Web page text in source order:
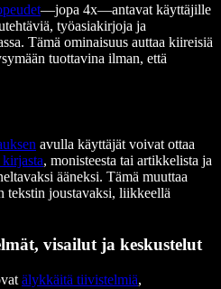
—jopa 4x—antavat käyttäjille
työasiakirjoja ja
Tämä ominaisuus auttaa kiireisiä
tuottavina ilman, että
avulla käyttäjät voivat ottaa
, monisteesta tai artikkelista ja
ääneksi. Tämä muuttaa
tekstin joustavaksi, liikkeellä
visailut ja keskustelut
älykkäitä tiivistelmiä,